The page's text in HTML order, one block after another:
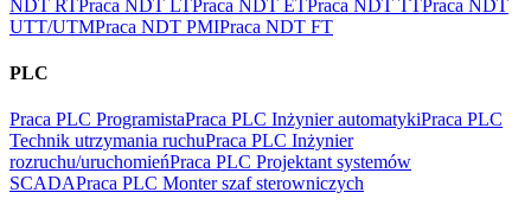
NDT RTPraca NDT LTPraca NDT ETPraca NDT TTPraca NDT
UTT/UTMPraca NDT PMIPraca NDT FT
PLC
Praca PLC ProgramistaPraca PLC Inżynier automatykiPraca PLC
Technik utrzymania ruchuPraca PLC Inżynier
rozruchu/uruchomieńPraca PLC Projektant systemów
SCADAPraca PLC Monter szaf sterowniczych